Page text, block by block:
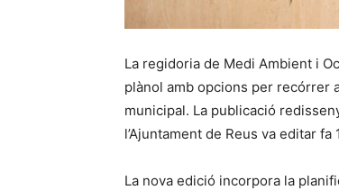
La regidoria de Medi Ambient i
plànol amb opcions per recórrer
municipal. La publicació
l’Ajuntament de Reus va editar
La nova edició incorpora la